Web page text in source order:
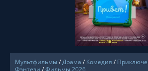
СМОТРЕТЬ ОНЛАЙН
Мультфильмы/Драма / Комедия /
Фэнтези /Фильмы 2026